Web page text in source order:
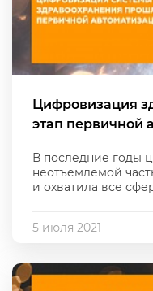
Цифровизация
этап первичной
В последние годы
неотъемлемой
и охватила все
5 июля 2021